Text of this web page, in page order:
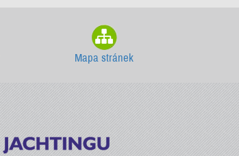
Mapa stránek